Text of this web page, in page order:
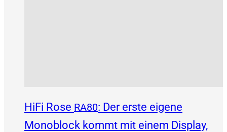
HiFi Rose RA80: Der erste eigene
Monoblock kommt mit einem Display,